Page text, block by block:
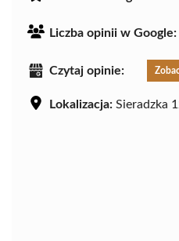
Liczba opinii w Google:
Czytaj opinie:
Lokalizacja: Sieradzka